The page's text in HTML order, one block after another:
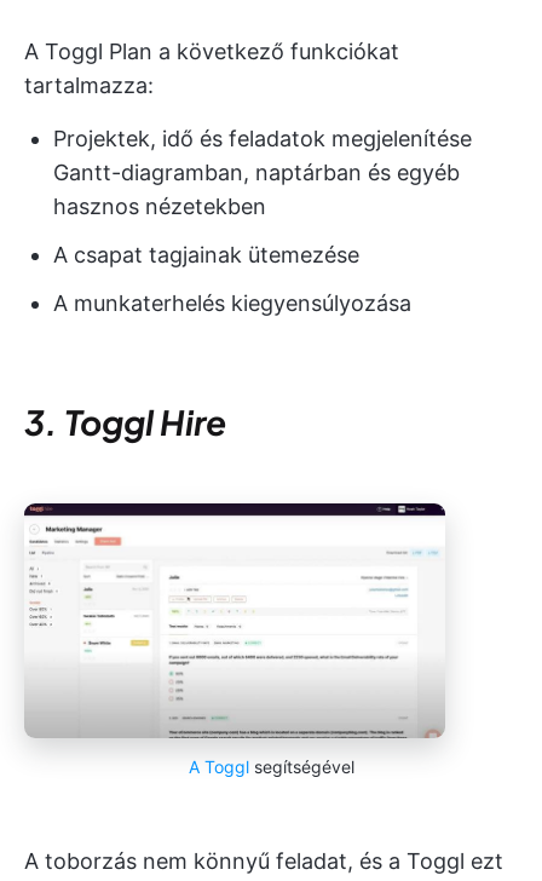
A Toggl Plan a következő funkciókat
tartalmazza:
Projektek, idő és feladatok megjelenítése
Gantt-diagramban, naptárban és egyéb
hasznos nézetekben
A csapat tagjainak ütemezése
A munkaterhelés kiegyensúlyozása
3. Toggl Hire
A Togglsegítségével
A toborzás nem könnyű feladat, és a Toggl ezt